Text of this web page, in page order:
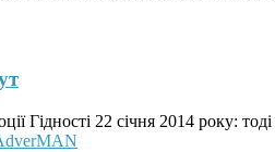
Гідності 22 січня 2014 року: